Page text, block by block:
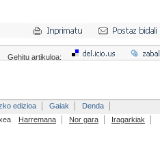
Gehitu artikuloa:
edizioa Gaiak
Denda
Harremana Nor gara Iragarkiak